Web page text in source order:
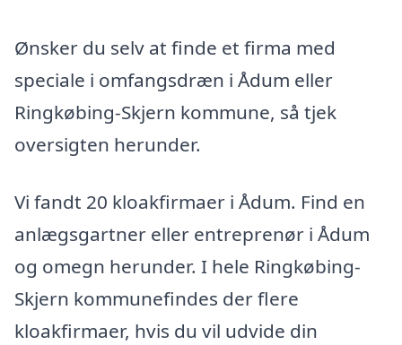
Ønsker du selv at finde et firma med
speciale i omfangsdræn i Ådum eller
Ringkøbing-Skjern kommune, så tjek
oversigten herunder.
Vi fandt 20 kloakfirmaer i Ådum. Find en
anlægsgartner eller entreprenør i Ådum
og omegn herunder. I hele Ringkøbing-
Skjern kommunefindes der flere
kloakfirmaer, hvis du vil udvide din